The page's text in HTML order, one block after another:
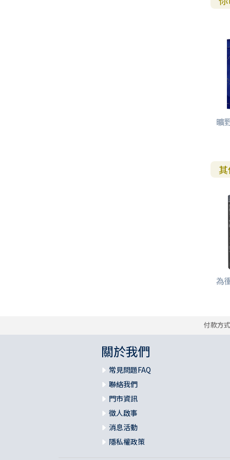
曠
為
付款方
關於我們
常見問題FAQ
聯絡我們
門市資訊
徵人啟事
消息活動
隱私權政策